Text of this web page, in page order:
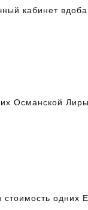
кабинет
Османской
одних